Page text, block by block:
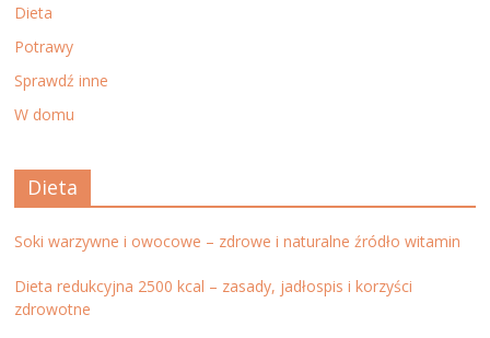
Dieta
Potrawy
Sprawdź inne
W domu
Dieta
Soki warzywne i owocowe – zdrowe i naturalne źródło witamin
Dieta redukcyjna 2500 kcal – zasady, jadłospis i korzyści
zdrowotne